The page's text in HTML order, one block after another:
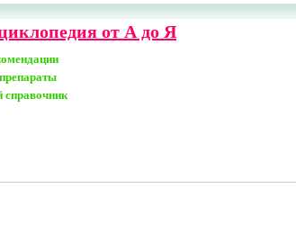
от А до Я
справочник